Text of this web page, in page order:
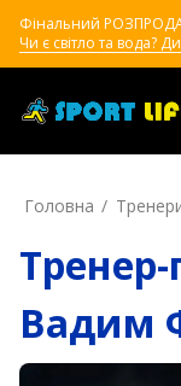
Фінальний
Чи є світло та вода?
Головна
Вадим